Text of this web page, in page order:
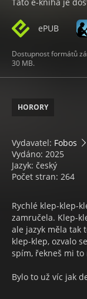
Tato e-kniha je
ePUB
Dostupnost formátů
30 MB.
HORORY
Vydavatel: Fobos
Vydáno: 2025
Jazyk: český
Počet stran: 264
Rychlé klep-klep-
zamručela. Klep-
ale jazyk měla tak
klep-klep, ozvalo
spím, řekneš mi
Bylo to už víc jak
naposled. Po